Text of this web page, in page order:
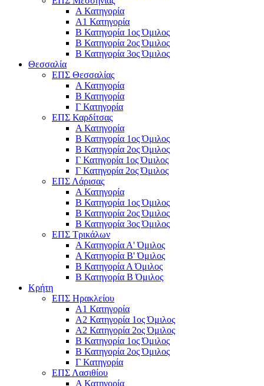
Α Κατηγορία
Α1 Κατηγορία
Β Κατηγορία 1ος Όμιλος
Β Κατηγορία 2ος Όμιλος
Β Κατηγορία 3ος Όμιλος
Θεσσαλία
ΕΠΣ Θεσσαλίας
Α Κατηγορία
Β Κατηγορία
Γ Κατηγορία
ΕΠΣ Καρδίτσας
Α Κατηγορία
Β Κατηγορία 1ος Όμιλος
Β Κατηγορία 2ος Όμιλος
Γ Κατηγορία 1ος Όμιλος
Γ Κατηγορία 2ος Όμιλος
ΕΠΣ Λάρισας
Α Κατηγορία
Β Κατηγορία 1ος Όμιλος
Β Κατηγορία 2ος Όμιλος
Β Κατηγορία 3ος Όμιλος
ΕΠΣ Τρικάλων
Α Κατηγορία Α' Όμιλος
Α Κατηγορία Β' Όμιλος
Β Κατηγορία Α Όμιλος
Β Κατηγορία Β Όμιλος
Κρήτη
ΕΠΣ Ηρακλείου
Α1 Κατηγορία
Α2 Κατηγορία 1ος Όμιλος
Α2 Κατηγορία 2ος Όμιλος
Β Κατηγορία 1ος Όμιλος
Β Κατηγορία 2ος Όμιλος
Γ Κατηγορία
ΕΠΣ Λασιθίου
Α Κατηγορία